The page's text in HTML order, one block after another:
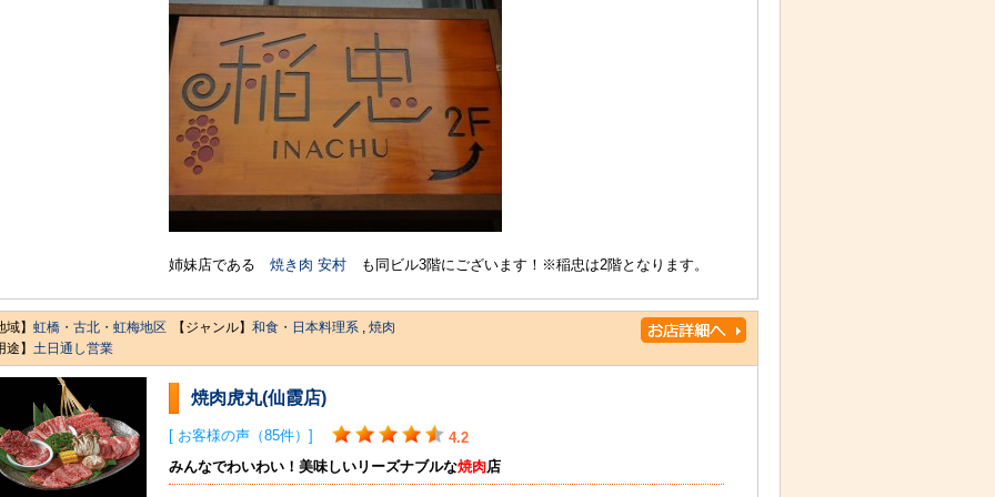
姉妹店である 焼き肉 安村 も同ビル3階にございます！※稲忠は2階となります。
域】 虹橋・古北・虹梅地区 【ジャンル】 和食・日本料理系
焼肉
途】 土日通し営業
焼肉虎丸(仙霞店)
[ お客様の声（85件）]
4.2
みんなでわいわい！美味しいリーズナブルな焼肉店